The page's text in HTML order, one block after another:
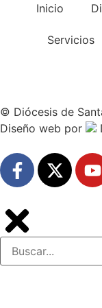
Inicio
Servicios
© Diócesis de
Diseño web por